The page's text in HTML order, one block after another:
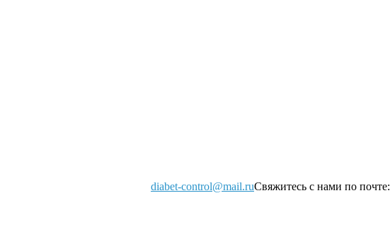
diabet-control@mail.ruСвяжитесь с нами по почте: